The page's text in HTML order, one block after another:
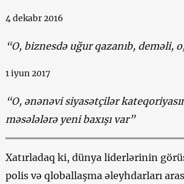
4 dekabr 2016
“O, biznesdə uğur qazanıb, deməli,
1 iyun 2017
“O, ənənəvi siyasətçilər
məsələlərə yeni baxışı var”
Xatırladaq ki, dünya liderlərinin
polis və qloballaşma əleyhdarları